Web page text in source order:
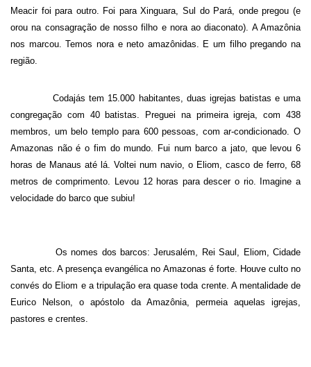
Meacir foi para outro. Foi para Xinguara, Sul do Pará, onde pregou (e
orou na consagração de nosso filho e nora ao diaconato). A Amazônia
nos marcou. Temos nora e neto amazônidas. E um filho pregando na
região.
Codajás tem 15.000 habitantes, duas igrejas batistas e uma
congregação com 40 batistas. Preguei na primeira igreja, com 438
membros, um belo templo para 600 pessoas, com ar-condicionado. O
Amazonas não é o fim do mundo. Fui num barco a jato, que levou 6
horas de Manaus até lá. Voltei num navio, o Eliom, casco de ferro, 68
metros de comprimento. Levou 12 horas para descer o rio. Imagine a
velocidade do barco que subiu!
Os nomes dos barcos: Jerusalém, Rei Saul, Eliom, Cidade
Santa, etc. A presença evangélica no Amazonas é forte. Houve culto no
convés do Eliom e a tripulação era quase toda crente. A mentalidade de
Eurico Nelson, o apóstolo da Amazônia, permeia aquelas igrejas,
pastores e crentes.